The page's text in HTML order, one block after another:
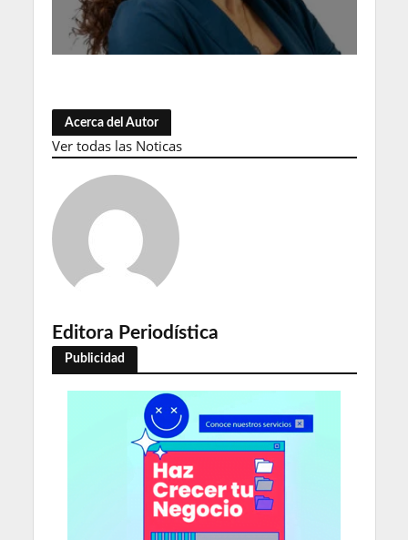
Acerca del Autor
Ver todas las Noticas
Editora Periodística
Publicidad